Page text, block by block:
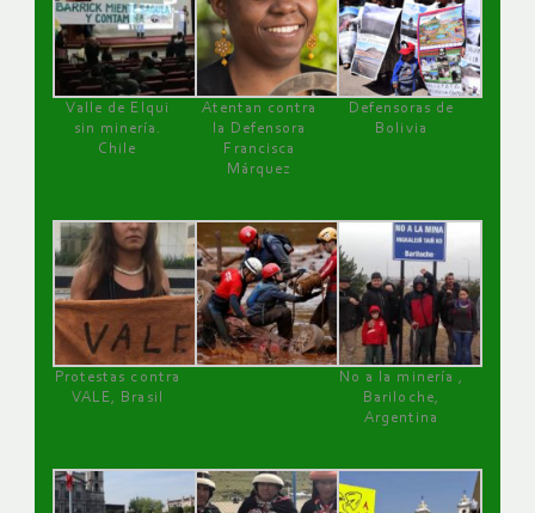
Valle de Elqui
sin minería.
Chile
Atentan contra
la Defensora
Francisca
Márquez
Defensoras de
Bolivia
Protestas contra
VALE, Brasil
No a la minería ,
Bariloche,
Argentina